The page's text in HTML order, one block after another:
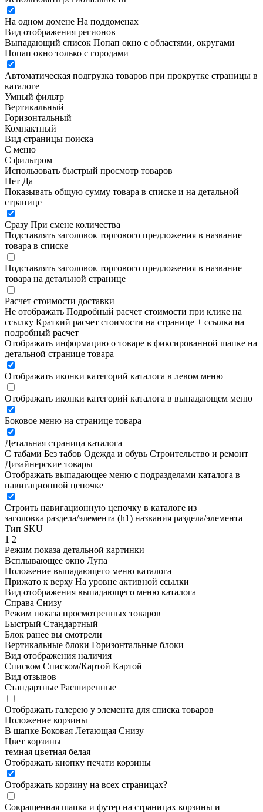
На одном домене На поддоменах
Вид отображения регионов
Выпадающий список Попап окно c областями, округами
Попап окно только с городами
Автоматическая подгрузка товаров при прокрутке страницы в
каталоге
Умный фильтр
Вертикальный
Горизонтальный
Компактный
Вид страницы поиска
С меню
С фильтром
Использовать быстрый просмотр товаров
Нет Да
Показывать общую сумму товара в списке и на детальной
странице
Сразу При смене количества
Подставлять заголовок торгового предложения в название
товара в списке
Подставлять заголовок торгового предложения в название
товара на детальной странице
Расчет стоимости доставки
Не отображать Подробный расчет стоимости при клике на
ссылку Краткий расчет стоимости на странице + ссылка на
подробный расчет
Отображать информацию о товаре в фиксированной шапке на
детальной странице товара
Отображать иконки категорий каталога в левом меню
Отображать иконки категорий каталога в выпадающем меню
Боковое меню на странице товара
Детальная страница каталога
С табами Без табов Одежда и обувь Строительство и ремонт
Дизайнерские товары
Отображать выпадающее меню с подразделами каталога в
навигационной цепочке
Строить навигационную цепочку в каталоге из
заголовка раздела/элемента (h1) названия раздела/элемента
Тип SKU
1 2
Режим показа детальной картинки
Всплывающее окно Лупа
Положение выпадающего меню каталога
Прижато к верху На уровне активной ссылки
Вид отображения выпадающего меню каталога
Справа Снизу
Режим показа просмотренных товаров
Быстрый Стандартный
Блок ранее вы смотрели
Вертикальные блоки Горизонтальные блоки
Вид отображения наличия
Списком Списком/Картой Картой
Вид отзывов
Стандартные Расширенные
Отображать галерею у элемента для списка товаров
Положение корзины
В шапке Боковая Летающая Снизу
Цвет корзины
темная цветная белая
Отображать кнопку печати корзины
Отображать корзину на всех страницах?
Сокращенная шапка и футер на страницах корзины и